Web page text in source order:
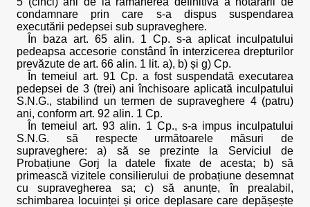
condamnare prin care s-a dispus suspendarea
executării pedepsei sub supraveghere.
În baza art. 65 alin. 1 Cp. s-a aplicat inculpatului
pedeapsa accesorie constând în interzicerea drepturilor
prevăzute de art. 66 alin. 1 lit. a), b) și g) Cp.
În temeiul art. 91 Cp. a fost suspendată executarea
pedepsei de 3 (trei) ani închisoare aplicată inculpatului
S.N.G., stabilind un termen de supraveghere 4 (patru)
ani, conform art. 92 alin. 1 Cp.
În temeiul art. 93 alin. 1 Cp., s-a impus inculpatului
S.N.G. să respecte următoarele măsuri de
supraveghere: a) să se prezinte la Serviciul de
Probațiune Gorj la datele fixate de acesta; b) să
primească vizitele consilierului de probațiune desemnat
cu supravegherea sa; c) să anunțe, în prealabil,
schimbarea locuinței și orice deplasare care depășește